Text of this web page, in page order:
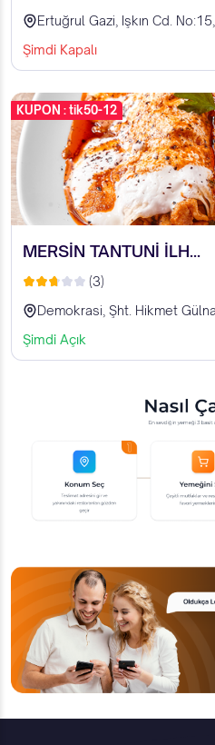
Şimdi Kapalı
KUPON : tik50-12
MERSİN TANTUNİ İLH...
(3)
Şimdi Açık